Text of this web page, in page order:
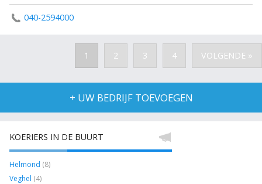
040-2594000
1 2 3 4 VOLGENDE »
+ UW BEDRIJF TOEVOEGEN
KOERIERS IN DE BUURT
Helmond (8)
Veghel (4)